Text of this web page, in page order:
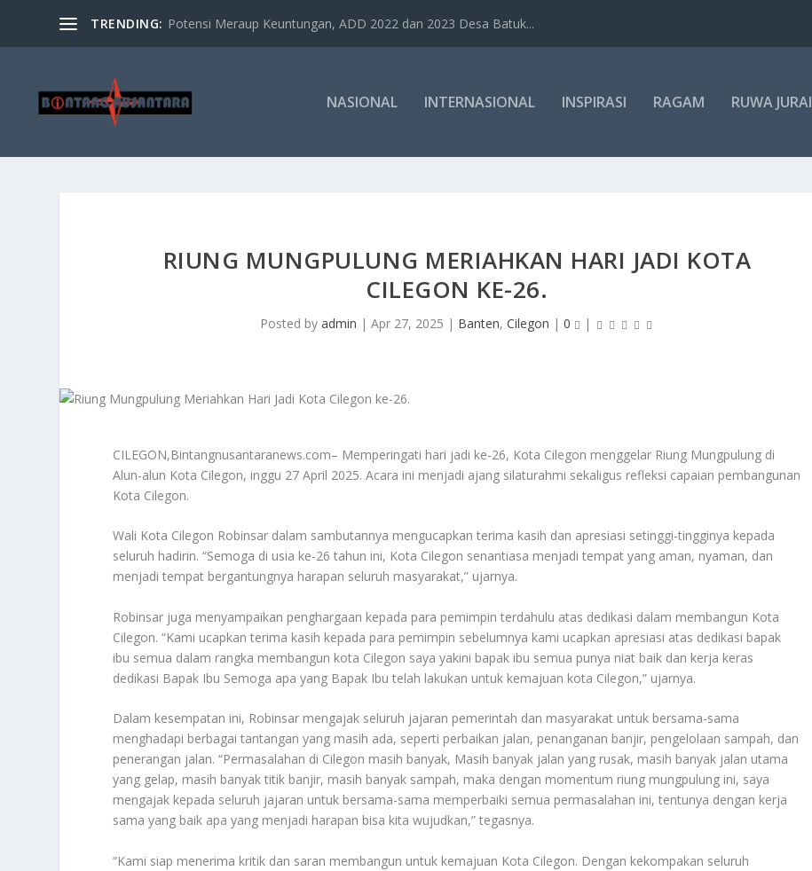
TRENDING: Potensi Meraup Keuntungan, ADD 2022 dan 2023 Desa Batuk...
NASIONAL INTERNASIONAL INSPIRASI RAGAM RUWA JURAI
RIUNG MUNGPULUNG MERIAHKAN HARI JADI KOTA
CILEGON KE-26.
Posted byadmin |Apr 27, 2025 | Banten,Cilegon |0 |
CILEGON,Bintangnusantaranews.com– Memperingati hari jadi ke-26, Kota Cilegon menggelar Riung Mungpulung di
Alun-alun Kota Cilegon, inggu 27 April 2025. Acara ini menjadi ajang silaturahmi sekaligus refleksi capaian pembangunan
Kota Cilegon.
Wali Kota Cilegon Robinsar dalam sambutannya mengucapkan terima kasih dan apresiasi setinggi-tingginya kepada
seluruh hadirin. “Semoga di usia ke-26 tahun ini, Kota Cilegon senantiasa menjadi tempat yang aman, nyaman, dan
menjadi tempat bergantungnya harapan seluruh masyarakat,” ujarnya.
Robinsar juga menyampaikan penghargaan kepada para pemimpin terdahulu atas dedikasi dalam membangun Kota
Cilegon. “Kami ucapkan terima kasih kepada para pemimpin sebelumnya kami ucapkan apresiasi atas dedikasi bapak
ibu semua dalam rangka membangun kota Cilegon saya yakini bapak ibu semua punya niat baik dan kerja keras
dedikasi Bapak Ibu Semoga apa yang Bapak Ibu telah lakukan untuk kemajuan kota Cilegon,” ujarnya.
Dalam kesempatan ini, Robinsar mengajak seluruh jajaran pemerintah dan masyarakat untuk bersama-sama
menghadapi berbagai tantangan yang masih ada, seperti perbaikan jalan, penanganan banjir, pengelolaan sampah, dan
penerangan jalan. “Permasalahan di Cilegon masih banyak, Masih banyak jalan yang rusak, masih banyak jalan utama
yang gelap, masih banyak titik banjir, masih banyak sampah, maka dengan momentum riung mungpulung ini, saya
mengajak kepada seluruh jajaran untuk bersama-sama memperbaiki semua permasalahan ini, tentunya dengan kerja
sama yang baik apa yang menjadi harapan bisa kita wujudkan,” tegasnya.
“Kami siap menerima kritik dan saran membangun untuk kemajuan Kota Cilegon. Dengan kekompakan seluruh